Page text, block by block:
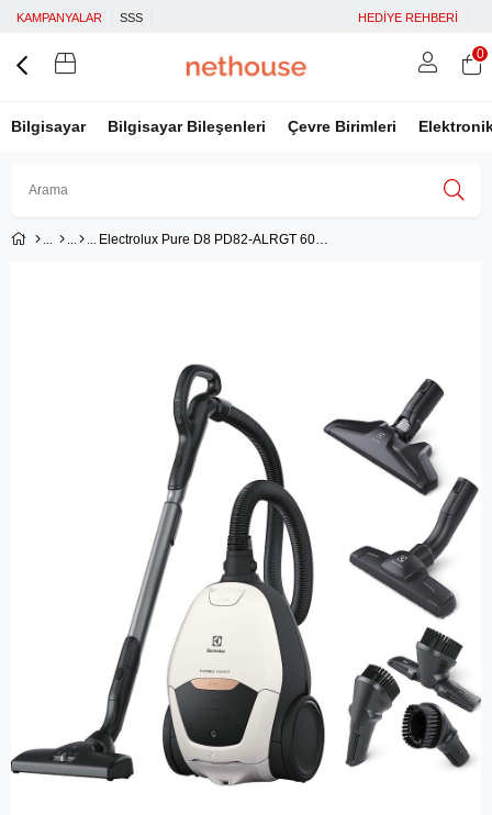
KAMPANYALAR SSS HEDİYE REHBERİ
Bilgisayar Bilgisayar Bileşenleri Çevre Birimleri
0
Electrolux Pure D8 PD82-ALRGT 600 W Toz Torbalı Süpürge